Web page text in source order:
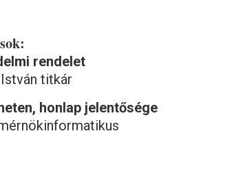
rendelet
titkár
honlap jelentősége